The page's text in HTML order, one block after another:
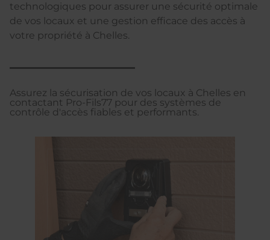
technologiques pour assurer une sécurité optimale
de vos locaux et une gestion efficace des accès à
votre propriété à Chelles.
Assurez la sécurisation de vos locaux à Chelles en
contactant Pro-Fils77 pour des systèmes de
contrôle d'accès fiables et performants.